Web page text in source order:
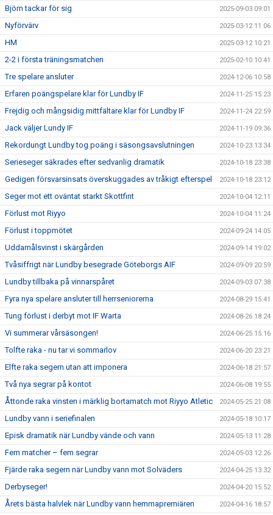
Björn tackar för sig 2025-09-03 09:01
Nyförvärv 2025-03-12 11:06
HM 2025-03-12 10:21
2-2 i första träningsmatchen 2025-02-10 10:41
Tre spelare ansluter 2024-12-06 10:58
Erfaren poängspelare klar för Lundby IF 2024-11-25 15:23
Frejdig och mångsidig mittfältare klar för Lundby IF 2024-11-24 22:59
Jack väljer Lundy IF 2024-11-19 09:36
Rekordungt Lundby tog poäng i säsongsavslutningen 2024-10-23 13:34
Serieseger säkrades efter sedvanlig dramatik 2024-10-18 23:38
Gedigen försvarsinsats överskuggades av tråkigt efterspel 2024-10-18 23:12
Seger mot ett oväntat starkt Skottfint 2024-10-04 12:11
Förlust mot Riyyo 2024-10-04 11:24
Förlust i toppmötet 2024-09-24 14:05
Uddamålsvinst i skärgården 2024-09-14 19:02
Tvåsiffrigt när Lundby besegrade Göteborgs AIF 2024-09-09 20:59
Lundby tillbaka på vinnarspåret 2024-09-03 07:38
Fyra nya spelare ansluter till herrseniorerna 2024-08-29 15:41
Tung förlust i derbyt mot IF Warta 2024-08-26 18:24
Vi summerar vårsäsongen! 2024-06-25 15:16
Tolfte raka - nu tar vi sommarlov 2024-06-20 23:21
Elfte raka segern utan att imponera 2024-06-18 21:57
Två nya segrar på kontot 2024-06-08 19:55
Åttonde raka vinsten i märklig bortamatch mot Riyyo Atletic 2024-05-25 21:08
Lundby vann i seriefinalen 2024-05-18 10:17
Episk dramatik när Lundby vände och vann 2024-05-13 11:28
Fem matcher – fem segrar 2024-05-03 12:26
Fjärde raka segern när Lundby vann mot Solväders 2024-04-25 13:32
Derbyseger! 2024-04-20 15:52
Årets bästa halvlek när Lundby vann hemmapremiären 2024-04-16 18:57